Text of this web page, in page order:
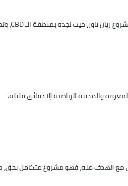
والمدينة الرياضية إلا دقائق قليلة.
منه، فهو مشروع متكامل بحق،